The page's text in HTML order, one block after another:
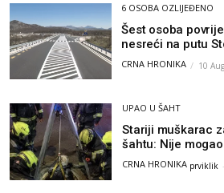
6 OSOBA OZLIJEĐENO
Šest osoba
nesreći na putu
osobe zadobile
CRNA HRONIKA 10
UPAO U ŠAHT
Stariji muškarac
šahtu: Nije
vatrogasci
CRNA HRONIKA prviklik -